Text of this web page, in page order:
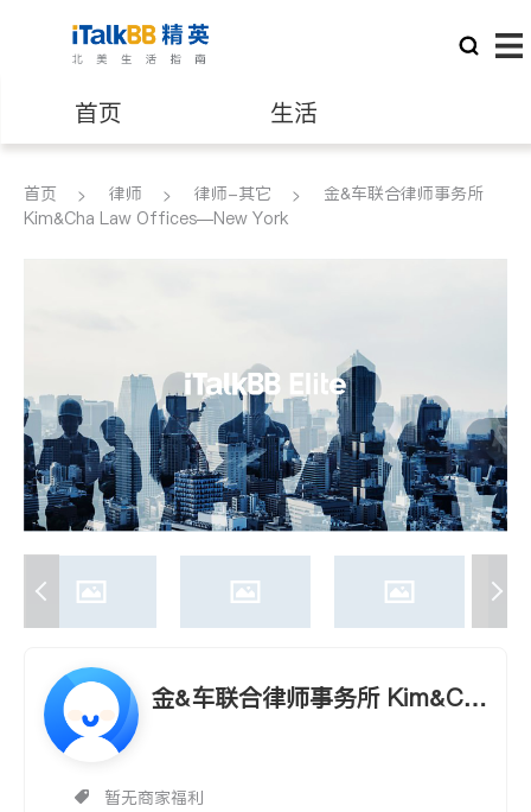
首页 生活
医生 律师
养老 非盈利组织
首页 律师 律师-其它
金&车联合律师事务所
Kim&Cha Law Offices—New York
金&车联合律师事务所 Kim&Ch
暂无商家福利